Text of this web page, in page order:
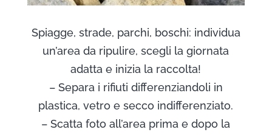
Spiagge, strade, parchi, boschi: individua
un’area da ripulire, scegli la giornata
adatta e inizia la raccolta!
– Separa i rifiuti differenziandoli in
plastica, vetro e secco indifferenziato.
– Scatta foto all’area prima e dopo la